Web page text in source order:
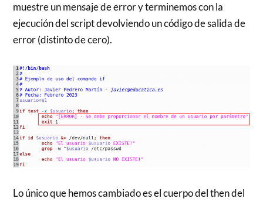
muestre un mensaje de error y terminemos con la
ejecución del script devolviendo un código de salida de
error (distinto de cero).
Lo único que hemos cambiado es el cuerpo del then del